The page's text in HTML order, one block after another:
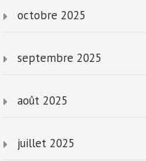
octobre 2025
septembre 2025
août 2025
juillet 2025